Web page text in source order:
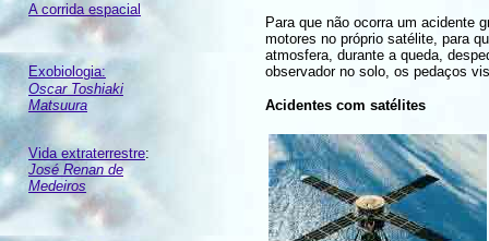
A corrida espacial
Exobiologia:
Oscar Toshiaki
Matsuura
Vida extraterrestre:
José Renan de
Medeiros
Para que não ocorra um acidente
motores no próprio satélite, para
atmosfera, durante a queda,
observador no solo, os pedaços
Acidentes com satélites